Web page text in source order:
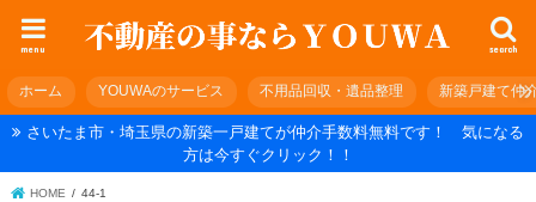
search
menu
ホーム YOUWAのサービス 不用品回収・遺品整理 新築戸建て仲
さいたま市・埼玉県の新築一戸建てが仲介手数料無料です！ 気になる
方は今すぐクリック！！
HOME 44-1